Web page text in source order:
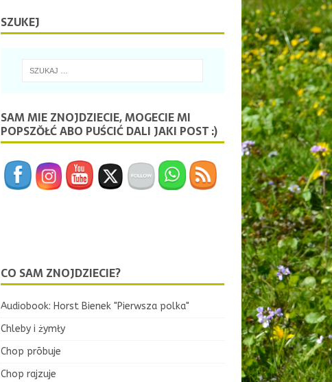
SZUKEJ
SAM MIE ZNOJDZIECIE, MOGECIE MI
POPSZŎŁĆ ABO PUŚCIĆ DALI JAKI POST :)
CO SAM ZNOJDZIECIE?
Audiobook: Horst Bienek "Pierwsza polka"
Chleby i żymły
Chop prōbuje
Chop rajzuje